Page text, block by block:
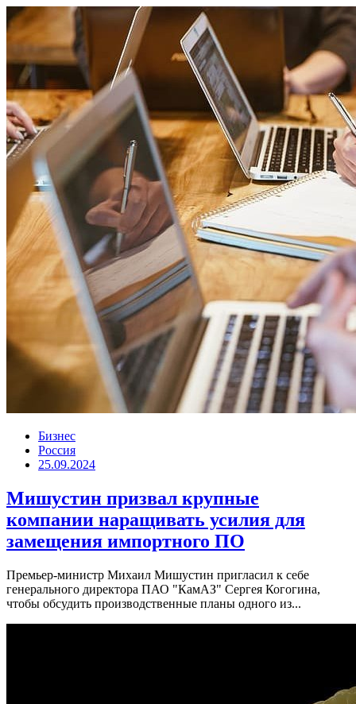
Бизнес
Россия
25.09.2024
Мишуcтин призвал крупные
компании наращивать усилия для
замещения импортного ПО
Премьер-министр Михаил Мишустин пригласил к себе
генерального директора ПАО "КамАЗ" Сергея Когогина,
чтобы обсудить производственные планы одного из...